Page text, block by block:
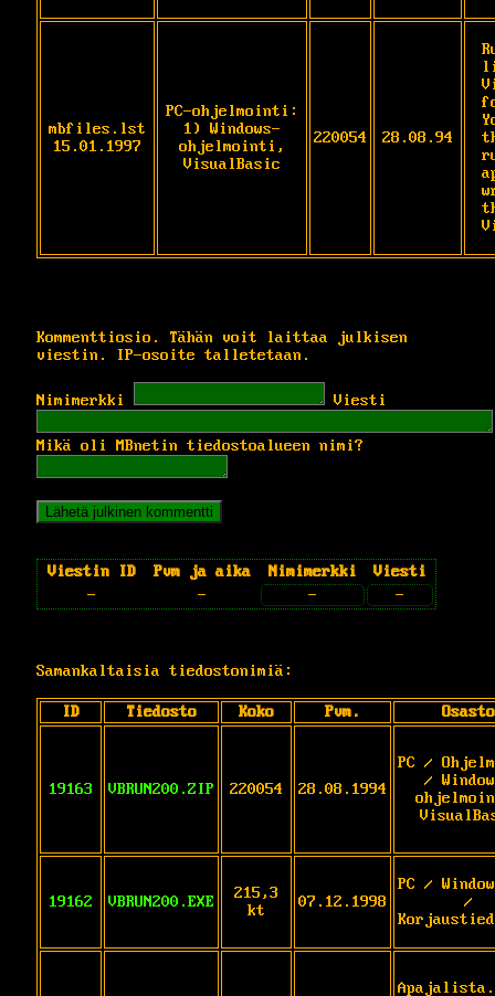
mbfiles.lst
15.01.1997
PC-ohjelmointi:
1) Windows-
ohjelmointi,
VisualBasic
220054 28.08.94
Kommenttiosio. Tähän voit laittaa julkisen
viestin. IP-osoite talletetaan.
Nimimerkki Viesti
Mikä oli MBnetin tiedostoalueen nimi?
Viestin ID Pvm ja aika Nimimerkki
Viesti
-
- - -
Samankaltaisia tiedostonimiä:
ID Tiedosto Koko Pvm. Osasto
19163 VBRUN200.ZIP 220054 28.08.1994
PC /
/
19162 VBRUN200.EXE
215,3
kt
07.12.1998
PC /
/